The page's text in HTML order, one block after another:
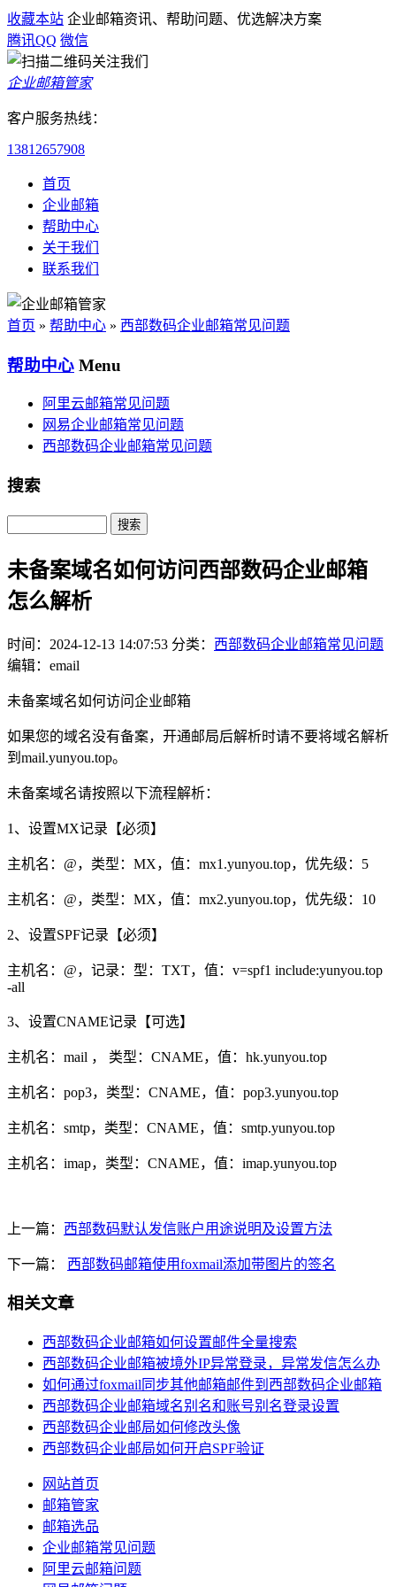
收藏本站 企业邮箱资讯、帮助问题、优选解决方案
腾讯QQ 微信
企业邮箱管家
客户服务热线：
13812657908
首页
企业邮箱
帮助中心
关于我们
联系我们
首页 » 帮助中心 » 西部数码企业邮箱常见问题
帮助中心 Menu
阿里云邮箱常见问题
网易企业邮箱常见问题
西部数码企业邮箱常见问题
搜索
Search
未备案域名如何访问西部数码企业邮箱
怎么解析
时间：2024-12-13 14:07:53 分类： 西部数码企业邮箱常见问题
编辑：email
未备案域名如何访问企业邮箱
如果您的域名没有备案，开通邮局后解析时请不要将域名解析
到mail.yunyou.top。
未备案域名请按照以下流程解析：
1、设置MX记录【必须】
主机名：@，类型：MX，值：mx1.yunyou.top，优先级：5
主机名：@，类型：MX，值：mx2.yunyou.top，优先级：10
2、设置SPF记录【必须】
主机名：@，记录：型：TXT，值：v=spf1 include:yunyou.top
-all
3、设置CNAME记录【可选】
主机名：mail ， 类型：CNAME，值：hk.yunyou.top
主机名：pop3，类型：CNAME，值：pop3.yunyou.top
主机名：smtp，类型：CNAME，值：smtp.yunyou.top
主机名：imap，类型：CNAME，值：imap.yunyou.top
上一篇： 西部数码默认发信账户用途说明及设置方法
下一篇： 西部数码邮箱使用foxmail添加带图片的签名
相关文章
西部数码企业邮箱如何设置邮件全量搜索
西部数码企业邮箱被境外IP异常登录，异常发信怎么办
如何通过foxmail同步其他邮箱邮件到西部数码企业邮箱
西部数码企业邮箱域名别名和账号别名登录设置
西部数码企业邮局如何修改头像
西部数码企业邮局如何开启SPF验证
网站首页
邮箱管家
邮箱选品
企业邮箱常见问题
阿里云邮箱问题